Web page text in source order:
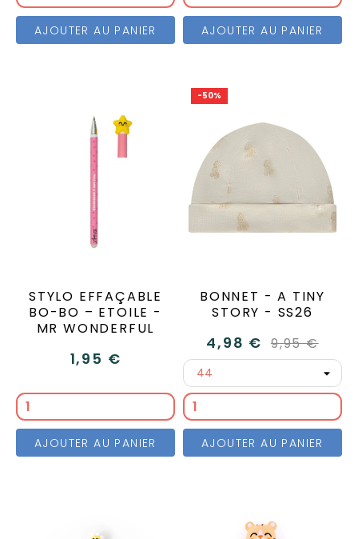
AJOUTER AU PANIER AJOUTER AU PANIER
STYLO EFFAÇABLE
BO-BO – ETOILE -
MR WONDERFUL
1,95 €
AJOUTER AU PANIER
-50%
BONNET - A TINY
STORY - SS26
4,98 € 9,95 €
AJOUTER AU PANIER